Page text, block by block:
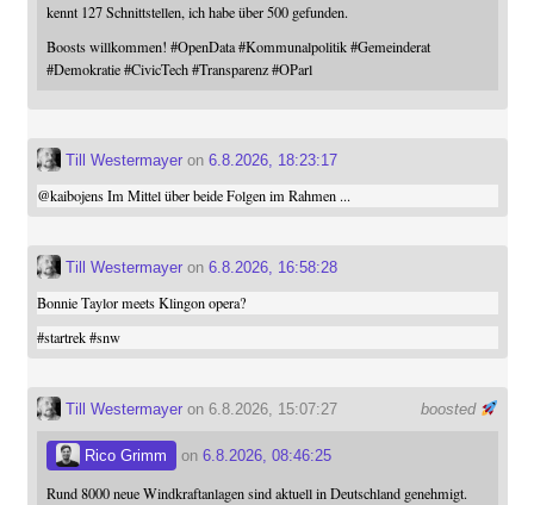
kennt 127 Schnittstellen, ich habe über 500 gefunden.
Boosts willkommen! #OpenData #Kommunalpolitik #Gemeinderat
#Demokratie #CivicTech #Transparenz #OParl
Till Westermayeron 6.8.2026, 18:23:17
@kaibojensIm Mittel über beide Folgen im Rahmen ...
Till Westermayeron 6.8.2026, 16:58:28
Bonnie Taylor meets Klingon opera?
#startrek #snw
boosted
Till Westermayeron 6.8.2026, 15:07:27
Rico Grimm on 6.8.2026, 08:46:25
Rund 8000 neue Windkraftanlagen sind aktuell in Deutschland genehmigt.